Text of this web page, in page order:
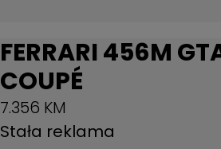
FERRARI 456M
COUPÉ
7.356 KM
Stała reklama